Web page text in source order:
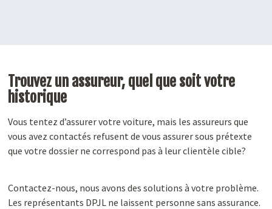
Trouvez un assureur, quel que soit votre
historique
Vous tentez d’assurer votre voiture, mais les assureurs que
vous avez contactés refusent de vous assurer sous prétexte
que votre dossier ne correspond pas à leur clientèle cible?
Contactez-nous, nous avons des solutions à votre problème.
Les représentants DPJL ne laissent personne sans assurance.